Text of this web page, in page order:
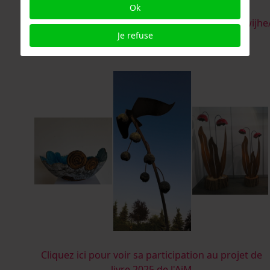
https://www.instagram.com/
henny@deverbeeldingwijhe.nl
Cliquez ici pour voir sa participation au projet de
Ok
Je refuse